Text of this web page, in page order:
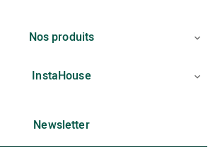
Nos produits 
InstaHouse 
Newsletter